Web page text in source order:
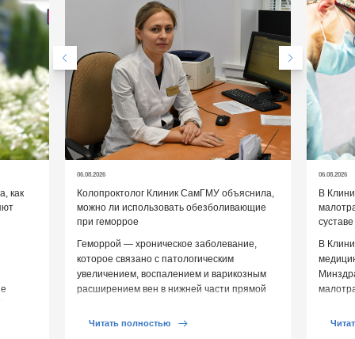
как
06.08.2026
Колопроктолог Клиник СамГМУ объяснила,
можно ли использовать обезболивающие
при геморрое
Геморрой — хроническое заболевание,
которое связано с патологическим
увеличением, воспалением и варикозным
расширением вен в нижней части прямой
обострении […]
Читать полностью
06.08.2026
В
суставе
В